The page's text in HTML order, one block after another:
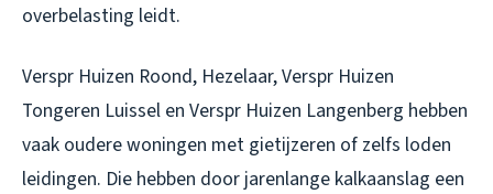
overbelasting leidt.
Verspr Huizen Roond, Hezelaar, Verspr Huizen
Tongeren Luissel en Verspr Huizen Langenberg hebben
vaak oudere woningen met gietijzeren of zelfs loden
leidingen. Die hebben door jarenlange kalkaanslag een